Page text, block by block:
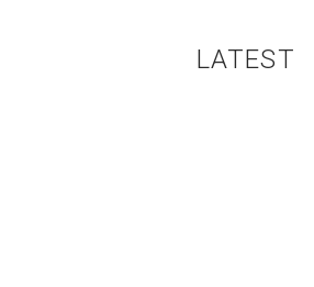
LATEST